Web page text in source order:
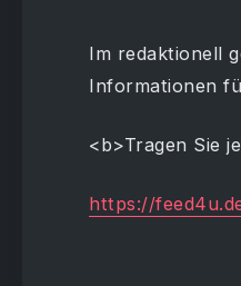
Im redaktionell
Informationen
<b>Tragen Sie
https://